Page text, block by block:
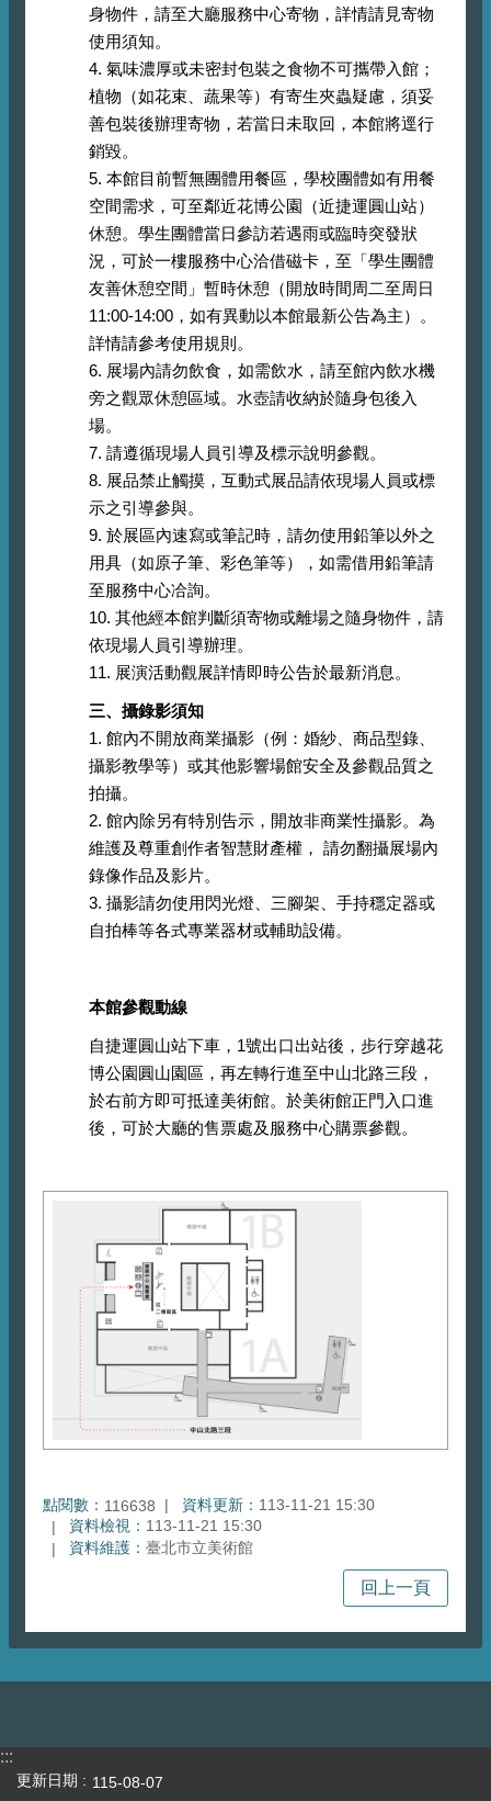
身物件，請至大廳服務中心寄物，詳情請見寄物
使用須知。
4. 氣味濃厚或未密封包裝之食物不可攜帶入館；
植物（如花束、蔬果等）有寄生夾蟲疑慮，須妥
善包裝後辦理寄物，若當日未取回，本館將逕行
銷毀。
5. 本館目前暫無團體用餐區，學校團體如有用餐
空間需求，可至鄰近花博公園（近捷運圓山站）
休憩。學生團體當日參訪若遇雨或臨時突發狀
況，可於一樓服務中心洽借磁卡，至「學生團體
友善休憩空間」暫時休憩（開放時間周二至周日
11:00-14:00，如有異動以本館最新公告為主）。
詳情請參考使用規則。
6. 展場內請勿飲食，如需飲水，請至館內飲水機
旁之觀眾休憩區域。水壺請收納於隨身包後入
場。
7. 請遵循現場人員引導及標示說明參觀。
8. 展品禁止觸摸，互動式展品請依現場人員或標
示之引導參與。
9. 於展區內速寫或筆記時，請勿使用鉛筆以外之
用具（如原子筆、彩色筆等），如需借用鉛筆請
至服務中心冾詢。
10. 其他經本館判斷須寄物或離場之隨身物件，請
依現場人員引導辦理。
11. 展演活動觀展詳情即時公告於最新消息。
三、攝錄影須知
1. 館內不開放商業攝影（例：婚紗、商品型錄、
攝影教學等）或其他影響場館安全及參觀品質之
拍攝。
2. 館內除另有特別告示，開放非商業性攝影。為
維護及尊重創作者智慧財產權， 請勿翻攝展場內
錄像作品及影片。
3. 攝影請勿使用閃光燈、三腳架、手持穩定器或
自拍棒等各式專業器材或輔助設備。
本館參觀動線
自捷運圓山站下車，1號出口出站後，步行穿越花
博公園圓山園區，再左轉行進至中山北路三段，
於右前方即可抵達美術館。於美術館正門入口進
後，可於大廳的售票處及服務中心購票參觀。
點閱數： 116638 資料更新： 113-11-21 15:30
資料檢視： 113-11-21 15:30
資料維護： 臺北市立美術館
回上一頁
:::
更新日期 115-08-07